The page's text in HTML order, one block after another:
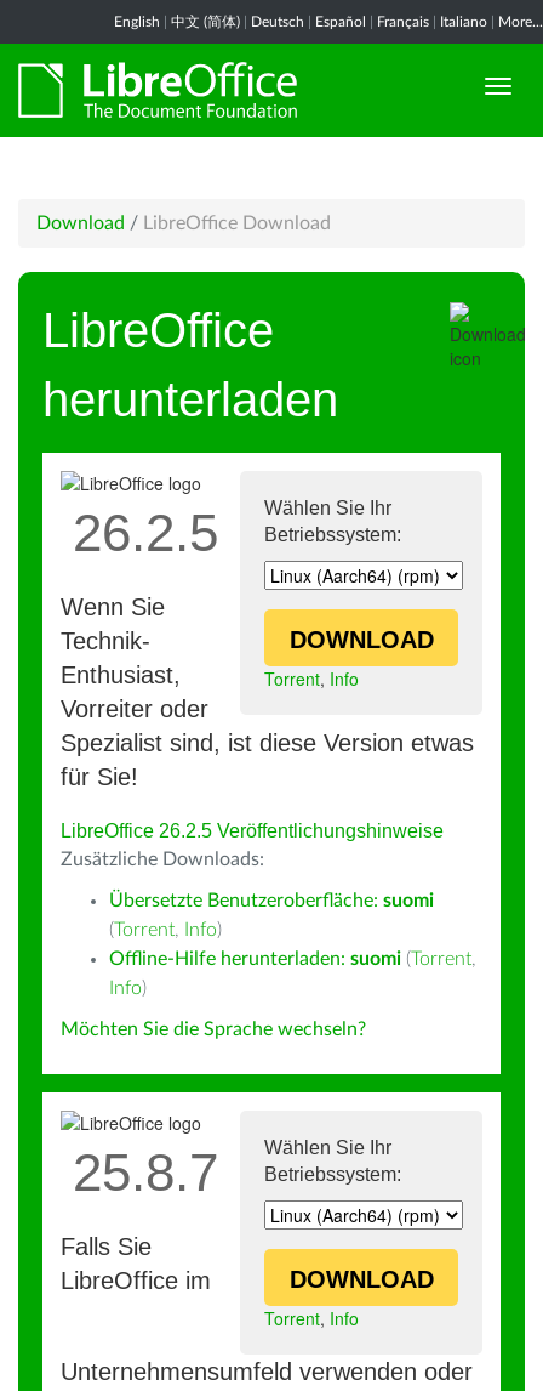
English 中文 (简体) Deutsch Español Français Italiano More...
Download / LibreOffice Download
LibreOffice
herunterladen
Wählen Sie Ihr
Betriebssystem:
DOWNLOAD
Torrent, Info
26.2.5
Wenn Sie
Technik-
Enthusiast,
Vorreiter oder
Spezialist sind, ist diese Version etwas
für Sie!
LibreOffice 26.2.5 Veröffentlichungshinweise
Zusätzliche Downloads:
Übersetzte Benutzeroberfläche: suomi
(Torrent, Info)
Offline-Hilfe herunterladen: suomi (Torrent,
Info)
Möchten Sie die Sprache wechseln?
Wählen Sie Ihr
Betriebssystem:
DOWNLOAD
Torrent, Info
25.8.7
Falls Sie
LibreOffice im
Unternehmensumfeld verwenden oder